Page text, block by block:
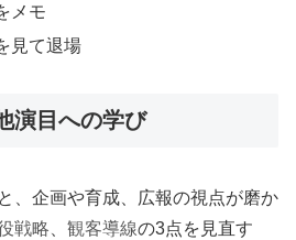
メモ
見て退場
演目への学び
、企画や育成、広報の視点が磨か
戦略 観客導線の3点を見直す